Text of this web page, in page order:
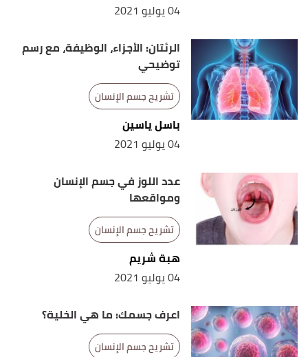
04 يوليو 2021
الرئتان: الأجزاء، الوظيفة، مع رسم
توضيحي
تشريح جسم الإنسان
باسل ياسين
04 يوليو 2021
عدد اللوز في جسم الإنسان
ومواقعها
تشريح جسم الإنسان
هبة شريم
04 يوليو 2021
اعرف جسمك: ما هي الخلية؟
تشريح جسم الإنسان